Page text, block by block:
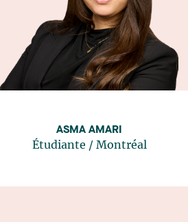
ASMA AMARI
Étudiante / Montréal